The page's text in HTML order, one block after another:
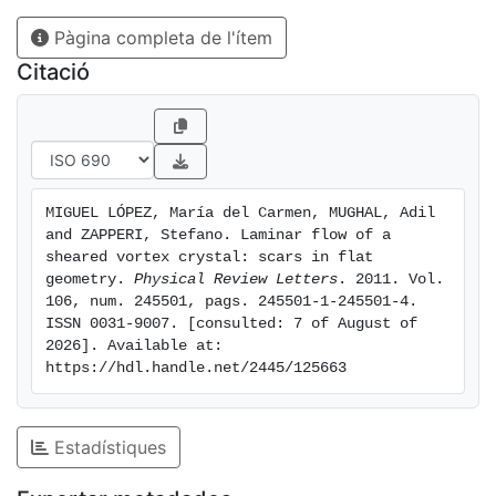
needed to initiate such a laminar flow regime in the
vortex crystal and show that the result is in good
agreement with simulations.
Pàgina completa de l'ítem
Citació
MIGUEL LÓPEZ, María del Carmen, MUGHAL, Adil
and ZAPPERI, Stefano. Laminar flow of a
sheared vortex crystal: scars in flat
geometry. Physical Review Letters . 2011. Vol.
106, num. 245501, pags. 245501-1-245501-4.
ISSN 0031-9007. [consulted: 7 of August of
2026]. Available at:
https://hdl.handle.net/2445/125663
Estadístiques